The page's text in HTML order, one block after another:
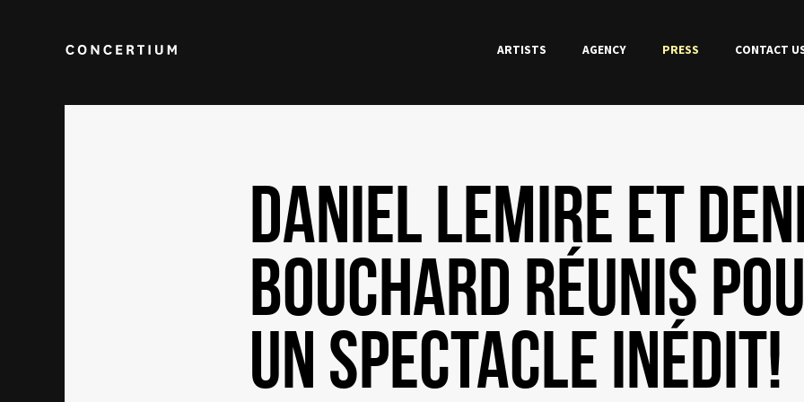
ARTISTS AGENCY PRESS CONTACT
PROGRAMMER ACCESS FACEBOOK
DANIEL LEMIRE ET
BOUCHARD RÉUNIS
UN SPECTACLE INÉDIT!